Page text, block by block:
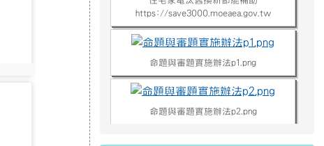
https://save3000.moeaea.gov.tw